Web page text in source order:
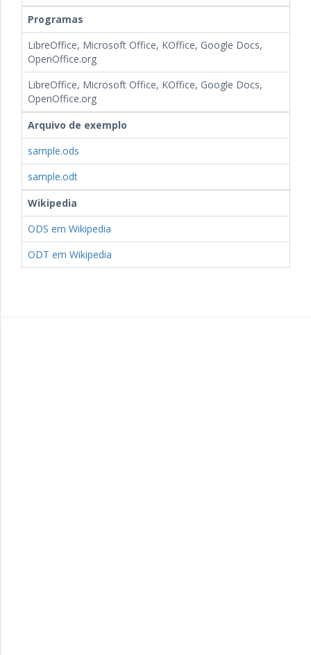
Programas
LibreOffice, Microsoft Office, KOffice, Google Docs,
OpenOffice.org
LibreOffice, Microsoft Office, KOffice, Google Docs,
OpenOffice.org
Arquivo de exemplo
sample.ods
sample.odt
Wikipedia
ODS em Wikipedia
ODT em Wikipedia